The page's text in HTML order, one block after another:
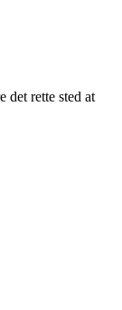
det rette sted at